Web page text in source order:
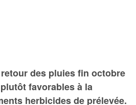
des pluies fin octobre
favorables à la
herbicides de prélevée.